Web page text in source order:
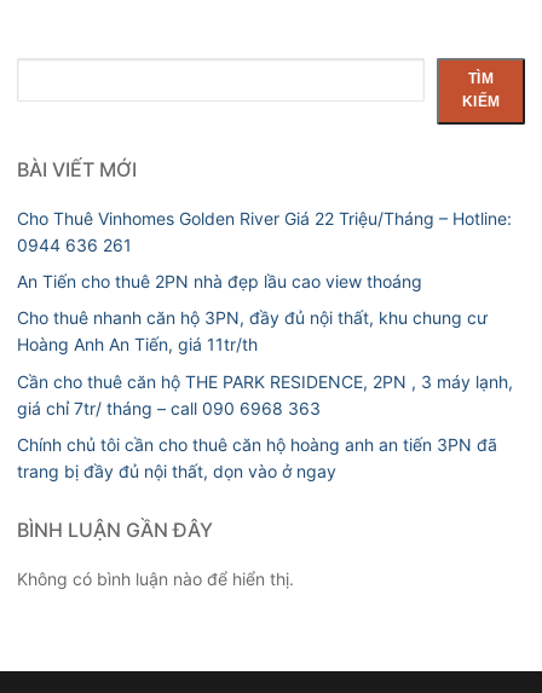
kiếm
TÌM
KIẾM
BÀI VIẾT MỚI
Cho Thuê Vinhomes Golden River Giá 22 Triệu/Tháng – Hotline:
0944 636 261
An Tiến cho thuê 2PN nhà đẹp lầu cao view thoáng
Cho thuê nhanh căn hộ 3PN, đầy đủ nội thất, khu chung cư
Hoàng Anh An Tiến, giá 11tr/th
Cần cho thuê căn hộ THE PARK RESIDENCE, 2PN , 3 máy lạnh,
giá chỉ 7tr/ tháng – call 090 6968 363
Chính chủ tôi cần cho thuê căn hộ hoàng anh an tiến 3PN đã
trang bị đầy đủ nội thất, dọn vào ở ngay
BÌNH LUẬN GẦN ĐÂY
Không có bình luận nào để hiển thị.